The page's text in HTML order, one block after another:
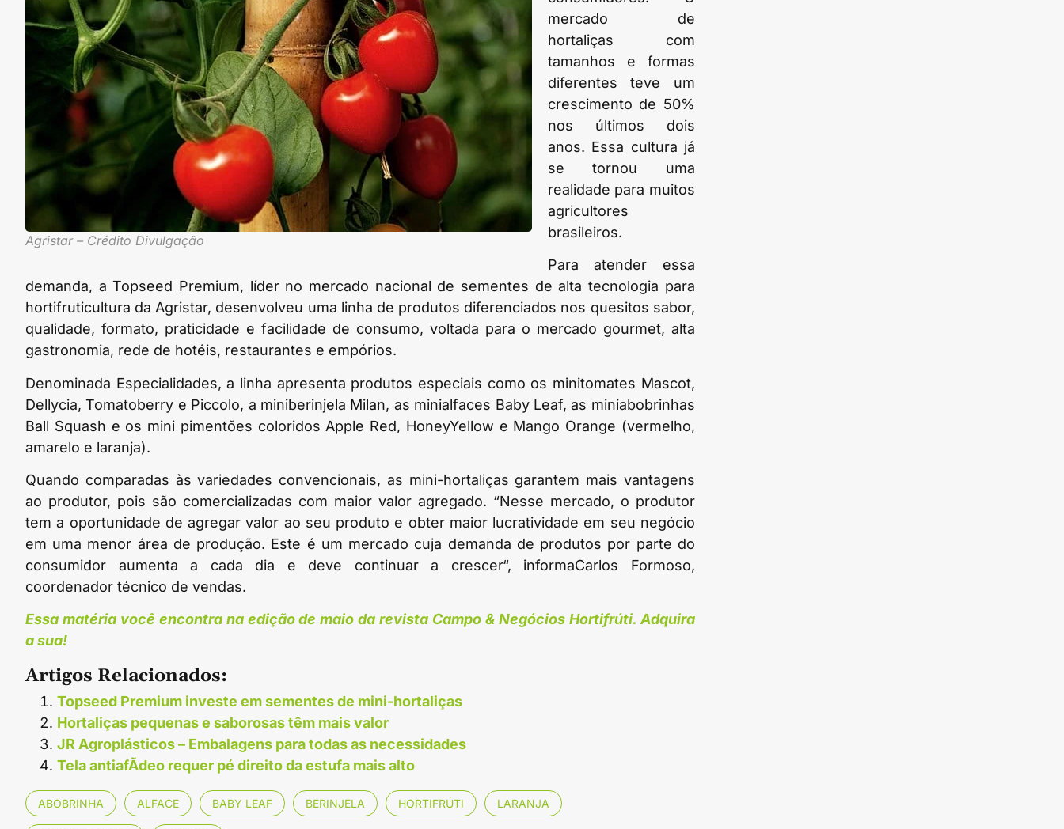
Agristar – Crédito Divulgação
mercado de
hortaliças com
tamanhos e formas
diferentes teve um
crescimento de 50%
nos últimos dois
anos. Essa cultura já
se tornou uma
realidade para muitos
agricultores
brasileiros.
Para atender essa
demanda, a Topseed Premium, líder no mercado nacional de sementes de alta tecnologia para
hortifruticultura da Agristar, desenvolveu uma linha de produtos diferenciados nos quesitos sabor,
qualidade, formato, praticidade e facilidade de consumo, voltada para o mercado gourmet, alta
gastronomia, rede de hotéis, restaurantes e empórios.
Denominada Especialidades, a linha apresenta produtos especiais como os minitomates Mascot,
Dellycia, Tomatoberry e Piccolo, a miniberinjela Milan, as minialfaces Baby Leaf, as miniabobrinhas
Ball Squash e os mini pimentões coloridos Apple Red, HoneyYellow e Mango Orange (vermelho,
amarelo e laranja).
Quando comparadas às variedades convencionais, as mini-hortaliças garantem mais vantagens
ao produtor, pois são comercializadas com maior valor agregado. “Nesse mercado, o produtor
tem a oportunidade de agregar valor ao seu produto e obter maior lucratividade em seu negócio
em uma menor área de produção. Este é um mercado cuja demanda de produtos por parte do
consumidor aumenta a cada dia e deve continuar a crescer“, informaCarlos Formoso,
coordenador técnico de vendas.
Essa matéria você encontra na edição de maio da revista Campo & Negócios Hortifrúti. Adquira
a sua!
Artigos Relacionados:
Topseed Premium investe em sementes de mini-hortaliças
Hortaliças pequenas e saborosas têm mais valor
JR Agroplásticos – Embalagens para todas as necessidades
Tela antiafÃ­deo requer pé direito da estufa mais alto
ABOBRINHA ALFACE BABY LEAF BERINJELA HORTIFRÚTI LARANJA